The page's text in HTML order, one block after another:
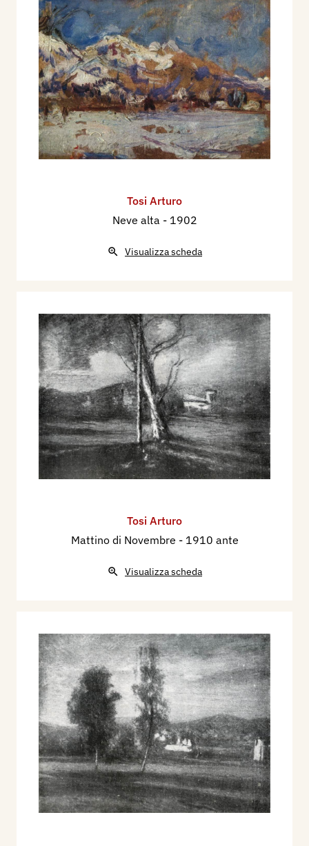
Tosi Arturo
Neve alta - 1902
Visualizza scheda
Tosi Arturo
Mattino di Novembre - 1910 ante
Visualizza scheda